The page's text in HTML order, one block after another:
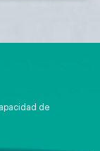
de